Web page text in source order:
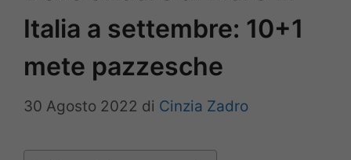
Italia a settembre: 10+1
mete pazzesche
30 Agosto 2022 di Cinzia Zadro